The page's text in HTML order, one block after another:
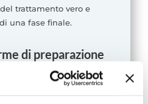
trattamento vero e
una fase finale.
di preparazione
le donne è consigliabile